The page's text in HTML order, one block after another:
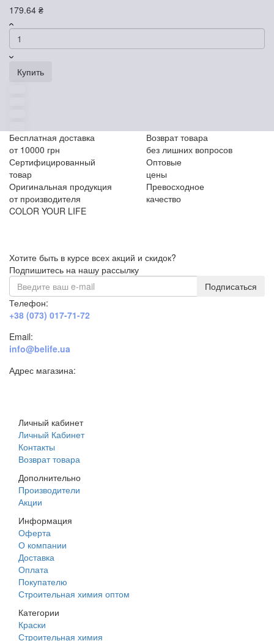
179.64 ₴
Купить
Бесплатная доставка
от 10000 грн
Возврат товара
без лишних вопросов
Сертифицированный
товар
Оптовые
цены
Оригинальная продукция
от производителя
Превосходное
качество
COLOR YOUR LIFE
Хотите быть в курсе всех акций и скидок?
Подпишитесь на нашу рассылку
Подписаться
Телефон:
+38 (073) 017-71-72
Email:
info@belife.ua
Адрес магазина:
Личный кабинет
Личный Кабинет
Контакты
Возврат товара
Дополнительно
Производители
Акции
Информация
Оферта
О компании
Доставка
Оплата
Покупателю
Строительная химия оптом
Категории
Краски
Строительная химия